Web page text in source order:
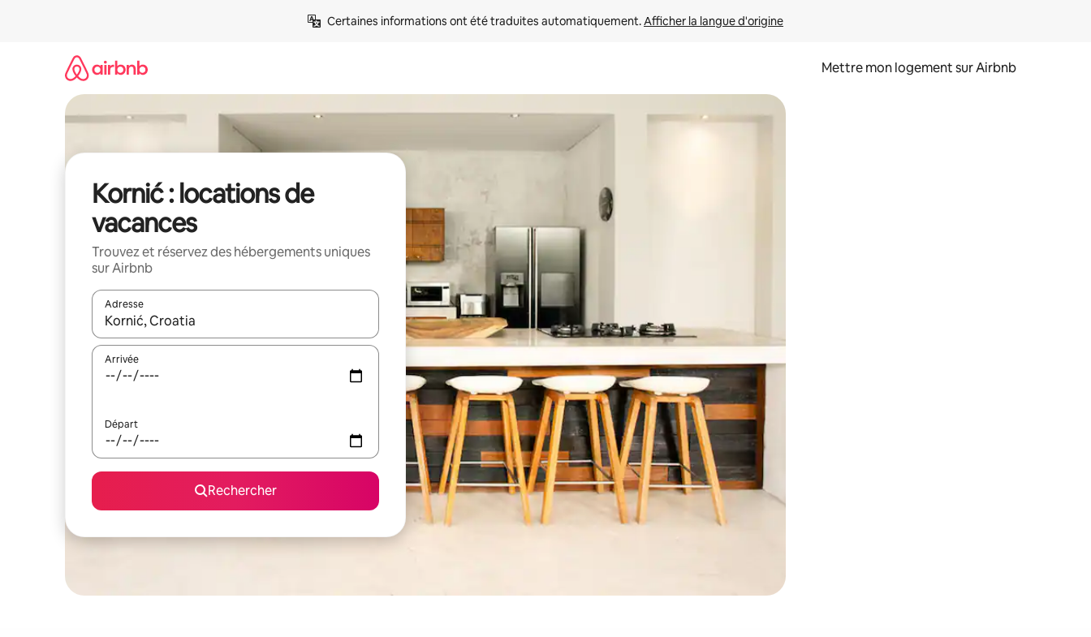
Certaines informations ont été traduites automatiquement. Afficher la langue d'origine
Mettre mon logement sur Airbnb
Kornić : locations de
vacances
Trouvez et réservez des hébergements uniques
sur Airbnb
Adresse
Lorsque les résultats s'affichent, utilisez les flèches vers le haut et vers le bas pour les parcourir ou en appuyant et en faisant glisser.
Arrivée
Départ
Rechercher